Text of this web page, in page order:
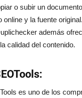
o subir un
online y la fuente
además
calidad del contenido.
es uno de los